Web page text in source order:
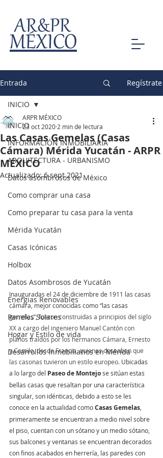
MÉXICO
AR&PR
Entrada Regístrate
INICIO
INFORMACIÓN INMOBILIARIA
ARQUITECTURA - URBANISMO
Datos asombrosos de México
Como comprar una casa
Como preparar tu casa para la venta
Mérida Yucatán
Casas Icónicas
Holbox
Datos Asombrosos de Yucatán
Energias Renovables
Paneles Solares
Hogar y Estilo de vida
Desarrollos Inmobiliarios en Mérida
INICIO
Las Casas Gemelas (Casas
Cámara) Mérida Yucatán - ARPR
MÉXICO
ARPR MÉXICO
23 oct 2020 2 min de lectura
Actualizado:6 sept 2021
Inauguradas el 24 de diciembre de 1911 las casas
cámara, mejor conocidas como “las casas
gemelas”, fueron construidas a principios del siglo
XX a cargo del ingeniero Manuel Cantón con
planos traídos por los hermanos Cámara, Ernesto
y Camilo, desde Francia, quienes deseaban que
las casonas tuvieron un estilo europeo. Ubicadas
a lo largo del Paseo de Montejo se sitúan estas
bellas casas que resaltan por una característica
singular, son idénticas, debido a esto se les
conoce en la actualidad como Casas Gemelas,
primeramente se encuentran a medio nivel sobre
el piso, cuentan con un sótano y un medio sótano,
sus balcones y ventanas se encuentran decorados
con finos acabados en herrería, las paredes con